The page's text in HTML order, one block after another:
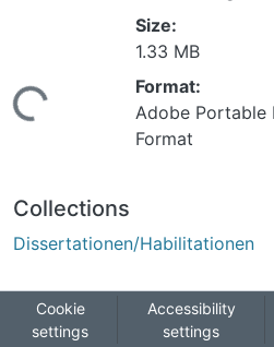
Size:
1.33 MB
Format:
Adobe Portable
Format
Collections
Dissertationen/Habilitationen
Cookie
settings
Accessibility
settings